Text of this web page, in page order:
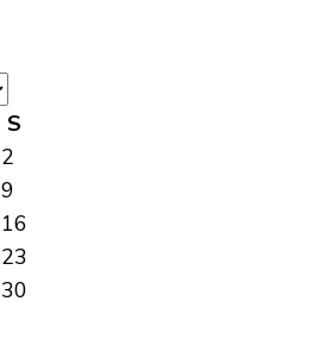
S
2
9
16
23
30